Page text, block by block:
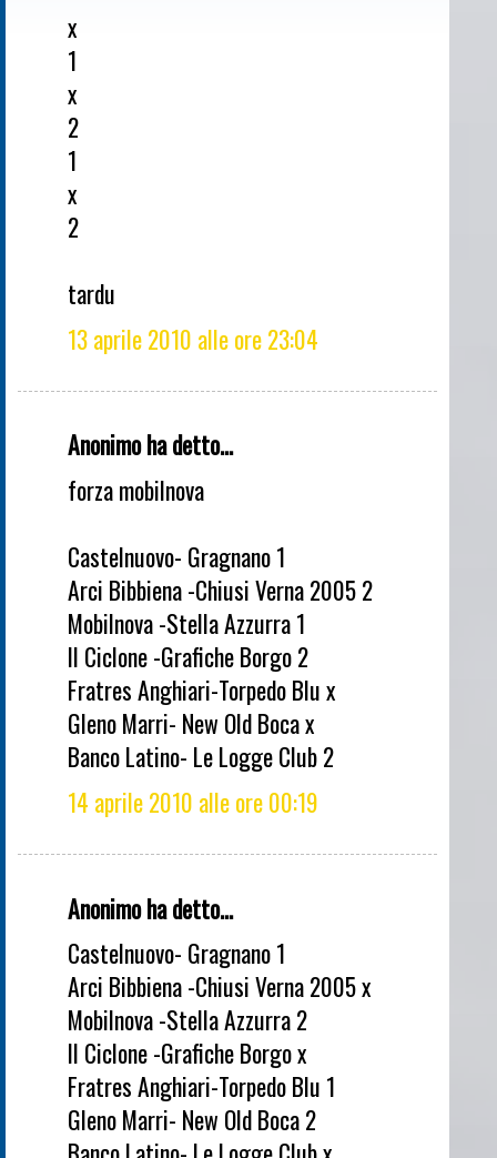
x
1
x
2
1
x
2
tardu
13 aprile 2010 alle ore 23:04
Anonimo ha detto...
forza mobilnova
Castelnuovo- Gragnano 1
Arci Bibbiena -Chiusi Verna 2005 2
Mobilnova -Stella Azzurra 1
Il Ciclone -Grafiche Borgo 2
Fratres Anghiari-Torpedo Blu x
Gleno Marri- New Old Boca x
Banco Latino- Le Logge Club 2
14 aprile 2010 alle ore 00:19
Anonimo ha detto...
Castelnuovo- Gragnano 1
Arci Bibbiena -Chiusi Verna 2005 x
Mobilnova -Stella Azzurra 2
Il Ciclone -Grafiche Borgo x
Fratres Anghiari-Torpedo Blu 1
Gleno Marri- New Old Boca 2